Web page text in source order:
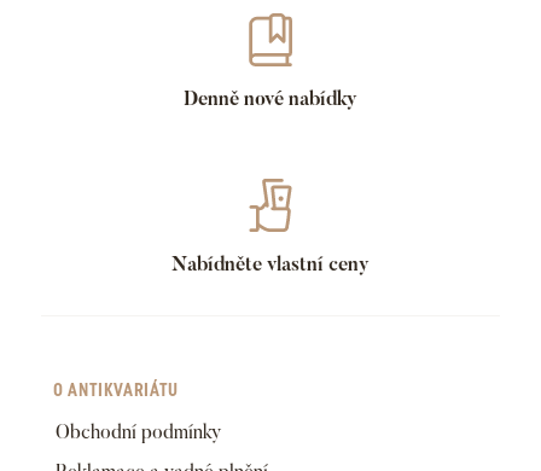
Denně nové nabídky
Nabídněte vlastní ceny
O ANTIKVARIÁTU
Obchodní podmínky